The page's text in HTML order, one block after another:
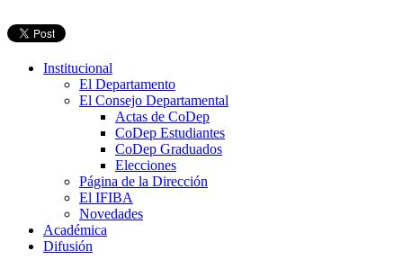
Institucional
El Departamento
El Consejo Departamental
Actas de CoDep
CoDep Estudiantes
CoDep Graduados
Elecciones
Página de la Dirección
El IFIBA
Novedades
Académica
Difusión